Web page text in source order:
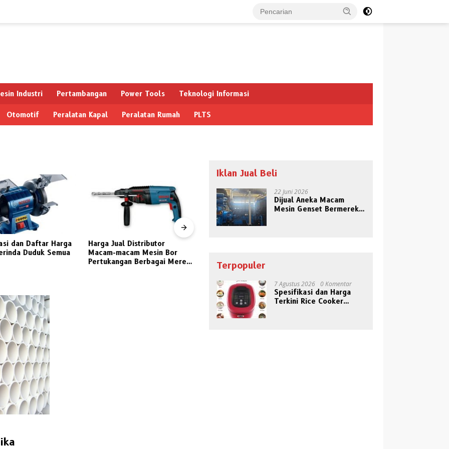
Industri Pertambangan Power Tools Teknologi Informasi
Otomotif Peralatan Kapal Peralatan Rumah PLTS
Jual Distributor
macam Mesin Bor
Berbagai Merek
Jenis Kayu Hutan dan Macam
Penggunaan Kayu Industri
Indonesia
Bangunan Terkini Wilayah
Jatim 2023
Iklan Jual Beli
22 Juni 2026
Dijual Aneka Macam
Mesin Genset Bermerek
Terpopuler
7 Agustus 2026 0 Komentar
Spesifikasi dan Harga
Terkini Rice Cooker